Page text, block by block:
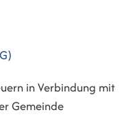
in Verbindung mit
Gemeinde